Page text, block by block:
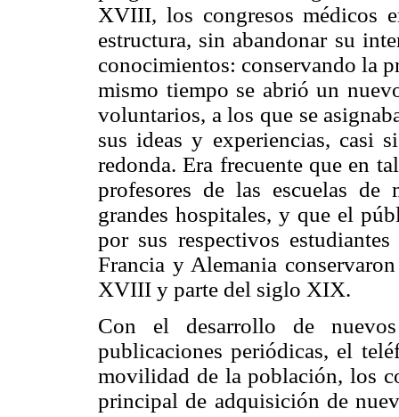
XVIII, los congresos médicos
estructura, sin abandonar su
conocimientos: conservando la
mismo tiempo se abrió un
voluntarios, a los que se
sus ideas y experiencias, casi
redonda. Era frecuente que en
profesores de las escuelas
grandes hospitales, y que el
por sus respectivos
Francia y Alemania
XVIII y parte del siglo XIX.
Con el desarrollo de
publicaciones periódicas, el
movilidad de la población, los
principal de adquisición de